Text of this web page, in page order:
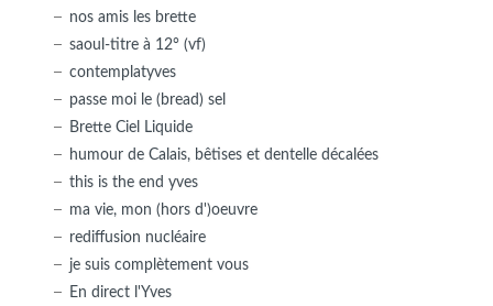
nos amis les brette
saoul-titre à 12° (vf)
contemplatyves
passe moi le (bread) sel
Brette Ciel Liquide
humour de Calais, bêtises et dentelle décalées
this is the end yves
ma vie, mon (hors d')oeuvre
rediffusion nucléaire
je suis complètement vous
En direct l'Yves